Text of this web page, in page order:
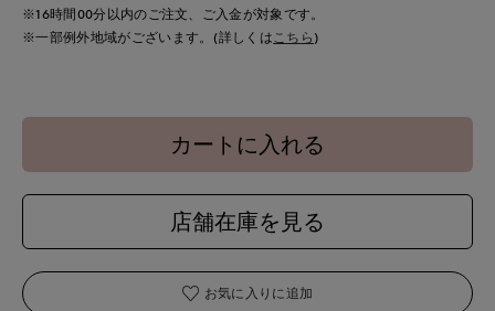
※16時間00分以内のご注文、ご入金が対象です。
※一部例外地域がございます。(詳しくはこちら )
カートに入れる
店舗在庫を見る
お気に入りに追加